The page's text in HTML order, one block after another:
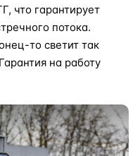
что гарантирует
потока.
то светит так
на работу